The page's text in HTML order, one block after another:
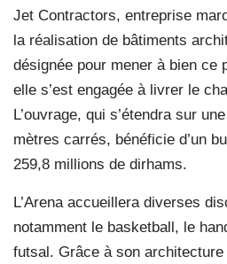
Jet Contractors, entreprise
la réalisation de bâtiments
désignée pour mener à bien ce
elle s’est engagée à livrer le
L’ouvrage, qui s’étendra sur
mètres carrés, bénéficie d’un
259,8 millions de dirhams.
L’Arena accueillera diverses
notamment le basketball, le
futsal. Grâce à son